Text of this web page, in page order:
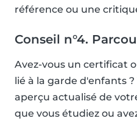
référence ou une
Conseil n°4.
Avez-vous un certificat
lié à la garde d'enfants
aperçu actualisé de
que vous étudiez ou